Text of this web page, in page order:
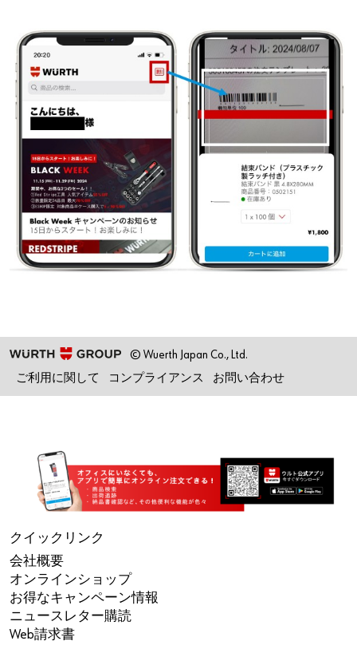
© Wuerth Japan Co., Ltd.
ご利用に関して
コンプライアンス お問い合わせ
クイックリンク
会社概要
オンラインショップ
お得なキャンペーン情報
ニュースレター購読
Web請求書